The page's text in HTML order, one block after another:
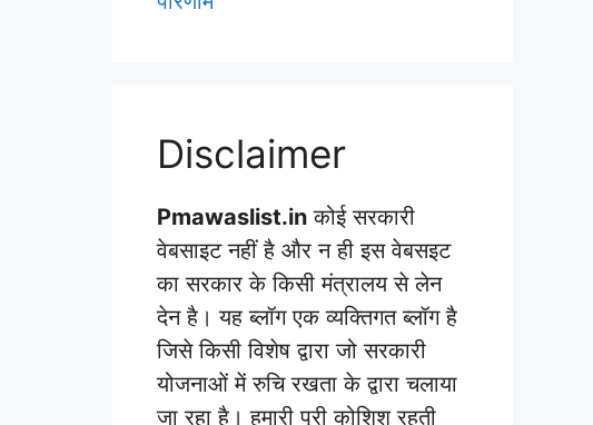
Disclaimer
Pmawaslist.in कोई सरकारी
वेबसाइट नहीं है और न ही इस वेबसइट
का सरकार के किसी मंत्रालय से लेन
देन है। यह ब्लॉग एक व्यक्तिगत ब्लॉग है
जिसे किसी विशेष द्वारा जो सरकारी
योजनाओं में रुचि रखता के द्वारा चलाया
जा रहा है। हमारी पूरी कोशिश रहती